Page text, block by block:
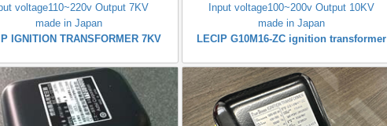
voltage110~220v Output 7KV
made in Japan
IGNITION TRANSFORMER 7KV
Input voltage100~200v Output 10KV
made in Japan
LECIP G10M16-ZC ignition transformer